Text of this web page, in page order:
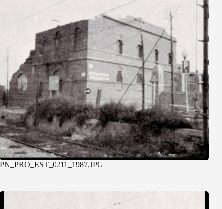
PN_PRO_EST_0211_1987.JPG